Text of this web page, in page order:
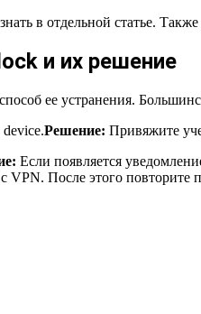
в отдельной статье.
и их решение
ее устранения.
Решение: Привяжите
Если появляется
После этого повторите